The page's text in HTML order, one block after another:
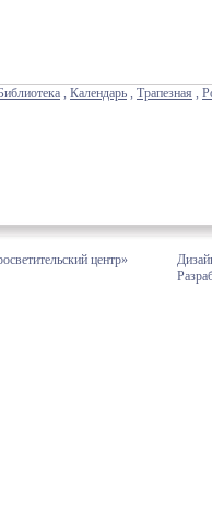
, Календарь , Трапезная ,
центр»